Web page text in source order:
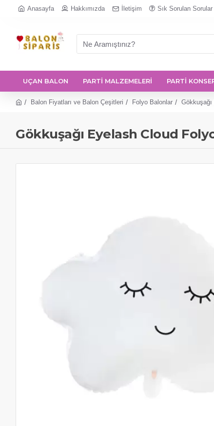
Anasayfa Hakkımızda İletişim Sık Sorulan Sorular
UÇAN BALON PARTİ MALZEMELERİ PARTİ
Balon Fiyatları ve Balon Çeşitleri Folyo Balonlar
Gökkuşağı Eyelash Cloud